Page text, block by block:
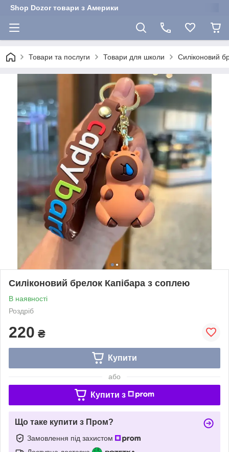
Shop Dozor товари з Америки
Товари та послуги Товари для школи Силіконовий
Силіконовий брелок Капібара з соплею
В наявності
Роздріб
220 ₴
Купити
або
Купити з
Що таке купити з Пром?
Замовлення під захистом